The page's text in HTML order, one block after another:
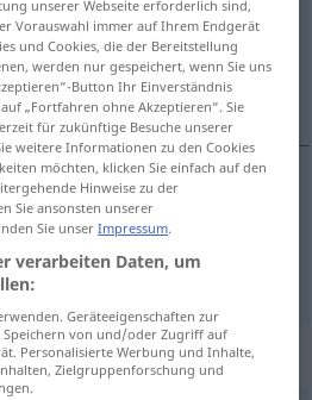
anklicken/antippen)
behandeln
für "maltratar"
unserer Webseite erforderlich sind,
Vorauswahl immer auf Ihrem Endgerät
und Cookies, die der Bereitstellung
werden nur gespeichert, wenn Sie uns
Button Ihr Einverständnis
„Fortfahren ohne Akzeptieren“. Sie
für zukünftige Besuche unserer
weitere Informationen zu den Cookies
möchten, klicken Sie einfach auf den
Hinweise zu der
Sie ansonsten unserer
Sie unserImpressum.
verarbeiten Daten, um
Geräteeigenschaften zur
von und/oder Zugriff auf
Personalisierte Werbung und Inhalte,
Zielgruppenforschung und